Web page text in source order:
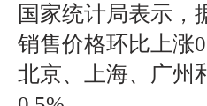
国家统计局表示，
销售价格环比上涨
北京、上海、广州